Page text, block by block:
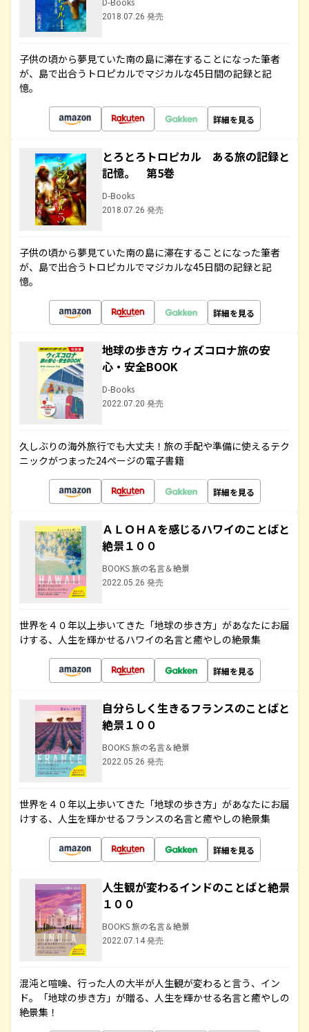
2018.07.26 発売
子供の頃から夢見ていた南の島に滞在することになった筆者
が、島で出合うトロピカルでマジカルな45日間の記録と記
憶。
詳細を見る
とろとろトロピカル ある旅の記録と
記憶。 第5巻
D-Books
2018.07.26 発売
子供の頃から夢見ていた南の島に滞在することになった筆者
が、島で出合うトロピカルでマジカルな45日間の記録と記
憶。
詳細を見る
地球の歩き方 ウィズコロナ旅の安
心・安全BOOK
D-Books
2022.07.20 発売
久しぶりの海外旅行でも大丈夫！旅の手配や準備に使えるテク
ニックがつまった24ページの電子書籍
詳細を見る
ＡＬＯＨＡを感じるハワイのことばと
絶景１００
BOOKS 旅の名言＆絶景
2022.05.26 発売
世界を４０年以上歩いてきた「地球の歩き方」があなたにお届
けする、人生を輝かせるハワイの名言と癒やしの絶景集
詳細を見る
自分らしく生きるフランスのことばと
絶景１００
BOOKS 旅の名言＆絶景
2022.05.26 発売
世界を４０年以上歩いてきた「地球の歩き方」があなたにお届
けする、人生を輝かせるフランスの名言と癒やしの絶景集
詳細を見る
人生観が変わるインドのことばと絶景
１００
BOOKS 旅の名言＆絶景
2022.07.14 発売
混沌と喧噪、行った人の大半が人生観が変わると言う、イン
ド。「地球の歩き方」が贈る、人生を輝かせる名言と癒やしの
絶景集！